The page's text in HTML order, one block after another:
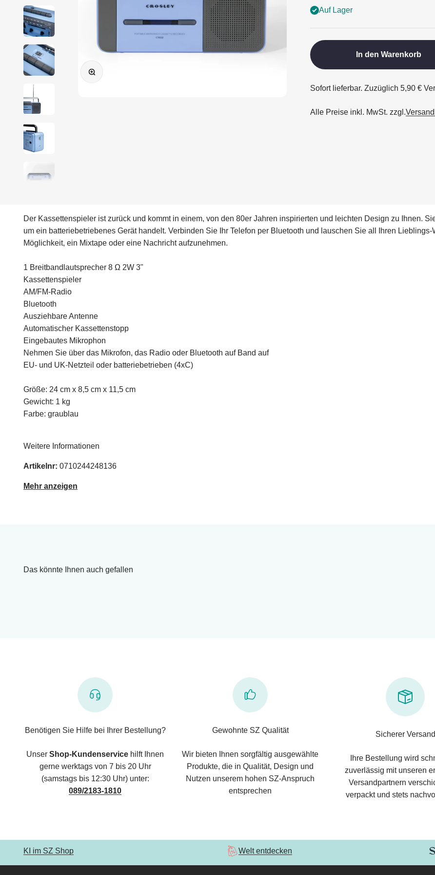
Bild vergrößern
Auf Lager
In den Warenkorb
Sofort lieferbar. Zuzüglich 5,90 €
Alle Preise inkl. MwSt. zzgl.
Der Kassettenspieler ist zurück und kommt in einem, von den 80er Jahren inspirierten und leichten Design zu Ihnen.
um ein batteriebetriebenes Gerät handelt. Verbinden Sie Ihr Telefon per Bluetooth und lauschen Sie all Ihren
Möglichkeit, ein Mixtape oder eine Nachricht aufzunehmen.
1 Breitbandlautsprecher 8 Ω 2W 3"
Kassettenspieler
AM/FM-Radio
Bluetooth
Ausziehbare Antenne
Automatischer Kassettenstopp
Eingebautes Mikrophon
Nehmen Sie über das Mikrofon, das Radio oder Bluetooth auf Band auf
EU- und UK-Netzteil oder batteriebetrieben (4xC)
Größe: 24 cm x 8,5 cm x 11,5 cm
Gewicht: 1 kg
Farbe: graublau
Weitere Informationen
Artikelnr: 0710244248136
Mehr anzeigen
Das könnte Ihnen auch gefallen
Benötigen Sie Hilfe bei Ihrer Bestellung?
Unser Shop-Kundenservice hilft Ihnen
gerne werktags von 7 bis 20 Uhr
(samstags bis 12:30 Uhr) unter:
089/2183-1810
Gewohnte SZ Qualität
Wir bieten Ihnen sorgfältig ausgewählte
Produkte, die in Qualität, Design und
Nutzen unserem hohen SZ-Anspruch
entsprechen
Sicherer Versand
Ihre Bestellung wird
zuverlässig mit unseren
Versandpartnern
verpackt und stets
KI im SZ Shop Welt entdecken